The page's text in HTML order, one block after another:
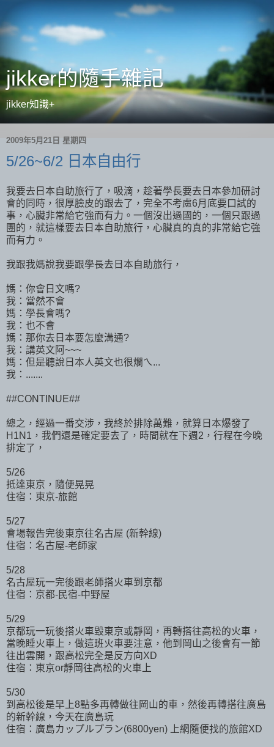
jikker的隨手雜記
jikker知識+
2009年5月21日 星期四
5/26~6/2 日本自由行
我要去日本自助旅行了，吸滴，趁著學長要去日本參加研討
會的同時，很厚臉皮的跟去了，完全不考慮6月底要口試的
事，心臟非常給它強而有力。一個沒出過國的，一個只跟過
團的，就這樣要去日本自助旅行，心臟真的真的非常給它強
而有力。
我跟我媽說我要跟學長去日本自助旅行，
媽：你會日文嗎?
我：當然不會
媽：學長會嗎?
我：也不會
媽：那你去日本要怎麼溝通?
我：講英文阿~~~
媽：但是聽說日本人英文也很爛ㄟ...
我：.......
##CONTINUE##
總之，經過一番交涉，我終於排除萬難，就算日本爆發了
H1N1，我們還是確定要去了，時間就在下週2，行程在今晚
排定了，
5/26
抵達東京，隨便晃晃
住宿：東京-旅館
5/27
會場報告完後東京往名古屋 (新幹線)
住宿：名古屋-老師家
5/28
名古屋玩一完後跟老師搭火車到京都
住宿：京都-民宿-中野屋
5/29
京都玩一玩後搭火車毀東京或靜岡，再轉搭往高松的火車，
當晚睡火車上，做這班火車要注意，他到岡山之後會有一節
往出雲開，跟高松完全是反方向XD
住宿：東京or靜岡往高松的火車上
5/30
到高松後是早上8點多再轉做往岡山的車，然後再轉搭往廣島
的新幹線，今天在廣島玩
住宿：廣島カップルプラン(6800yen) 上網隨便找的旅館XD